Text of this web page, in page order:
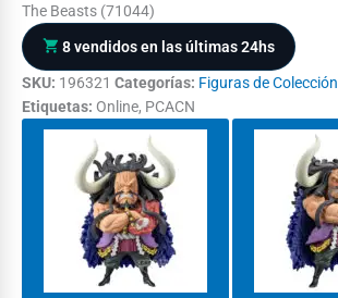
The Beasts (71044)
8 vendidos en las últimas 24hs
SKU: 196321 Categorías: Figuras de Colección
Etiquetas: Online, PCACN